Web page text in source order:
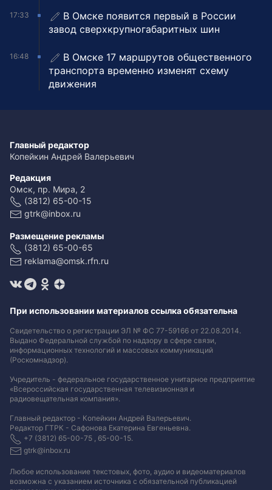
17:33
В Омске появится первый в России
завод сверхкрупногабаритных шин
16:48
В Омске 17 маршрутов общественного
транспорта временно изменят схему
движения
Главный редактор
Копейкин Андрей Валерьевич
Редакция
Омск, пр. Мира, 2
(3812) 65-00-15
gtrk@inbox.ru
Размещение рекламы
(3812) 65-00-65
reklama@omsk.rfn.ru
При использовании материалов ссылка обязательна
Свидетельство о регистрации ЭЛ № ФС 77-59166 от 22.08.2014.
Выдано Федеральной службой по надзору в сфере связи,
информационных технологий и массовых коммуникаций
(Роскомнадзор).
Учредитель - федеральное государственное унитарное предприятие
«Всероссийская государственная телевизионная и
радиовещательная компания».
Главный редактор - Копейкин Андрей Валерьевич.
Редактор ГТРК - Сафонова Екатерина Евгеньевна.
+7 (3812) 65-00-75 , 65-00-15.
gtrk@inbox.ru
Любое использование текстовых, фото, аудио и видеоматериалов
возможна с указанием источника с обязательной публикацией